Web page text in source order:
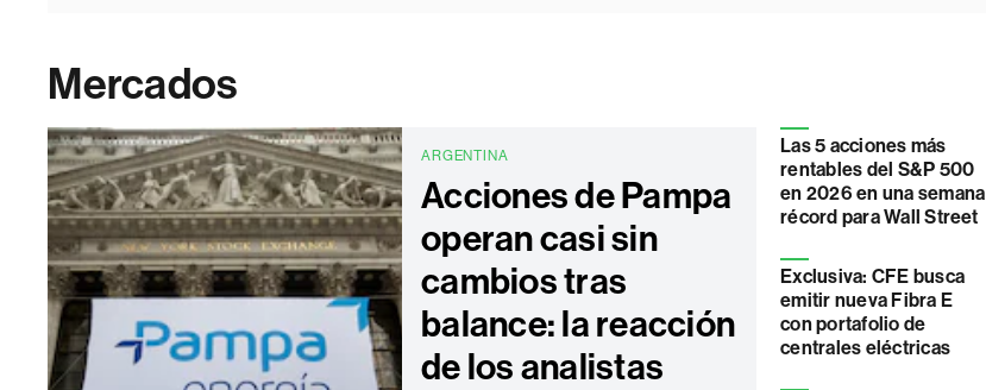
Mercados
ARGENTINA
Acciones de Pampa
operan casi sin
cambios tras
balance: la reacción
de los analistas
Las 5 acciones más
rentables del S&P 500
en 2026 en una semana
récord para Wall Street
Exclusiva: CFE busca
emitir nueva Fibra E
con portafolio de
centrales eléctricas